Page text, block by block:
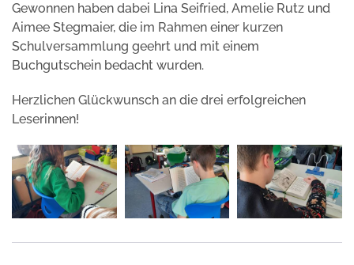
Gewonnen haben dabei Lina Seifried, Amelie Rutz und
Aimee Stegmaier, die im Rahmen einer kurzen
Schulversammlung geehrt und mit einem
Buchgutschein bedacht wurden.
Herzlichen Glückwunsch an die drei erfolgreichen
Leserinnen!